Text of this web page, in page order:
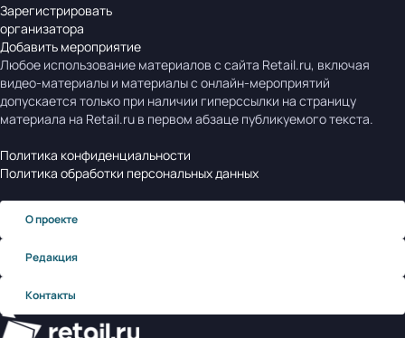
Зарегистрировать
организатора
Добавить мероприятие
Любое использование материалов с сайта Retail.ru, включая
видео-материалы и материалы с онлайн-мероприятий
допускается только при наличии гиперссылки на страницу
материала на Retail.ru в первом абзаце публикуемого текста.
Политика конфиденциальности
Политика обработки персональных данных
О проекте
Редакция
Контакты